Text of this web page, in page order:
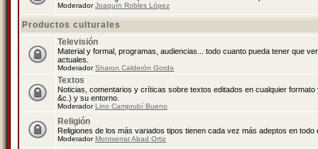
ModeradorJoaquín Robles López
Productos culturales
Televisión
Material y formal, programas, audiencias... todo cuanto pueda tener que
actuales.
ModeradorSharon Calderón Gordo
Textos
Noticias, comentarios y críticas sobre textos editados en cualquier
&c.) y su entorno.
ModeradorLino Camprubí Bueno
Religión
Religiones de los más variados tipos tienen cada vez más adeptos en todo
ModeradorMontserrat Abad Ortiz